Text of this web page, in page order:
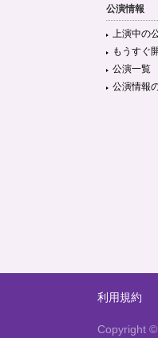
公演情報
上演中の
もうすぐ
公演一覧
公演情報
利用規約
Copyright ©